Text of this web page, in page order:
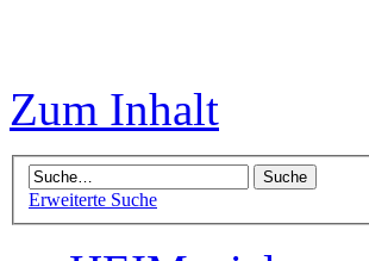
Zum Inhalt
Erweiterte Suche